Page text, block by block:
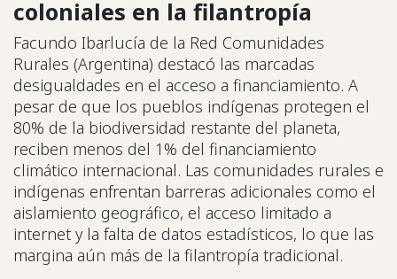
coloniales en la filantropía
Facundo Ibarlucía de la Red Comunidades
Rurales (Argentina) destacó las marcadas
desigualdades en el acceso a financiamiento. A
pesar de que los pueblos indígenas protegen el
80% de la biodiversidad restante del planeta,
reciben menos del 1% del financiamiento
climático internacional. Las comunidades rurales e
indígenas enfrentan barreras adicionales como el
aislamiento geográfico, el acceso limitado a
internet y la falta de datos estadísticos, lo que las
margina aún más de la filantropía tradicional.